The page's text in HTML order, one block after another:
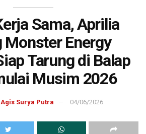
Sama, Aprilia
Monster Energy
Tarung di Balap
Musim 2026
Surya Putra 04/06/2026